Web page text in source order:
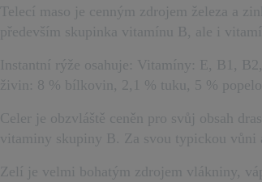
Telecí maso je cenným zdrojem železa a
především skupinka vitamínu B, ale i
Instantní rýže osahuje: Vitamíny: E, B1,
živin: 8 % bílkovin, 2,1 % tuku, 5 %
Celer je obzvláště ceněn pro svůj obsah
vitaminy skupiny B. Za svou typickou vůni
Zelí je velmi bohatým zdrojem vlákniny,